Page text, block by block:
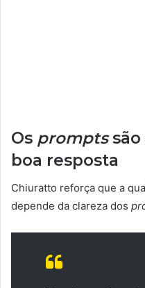
Os promptssão
boa resposta
Chiuratto reforça que a
depende da clareza dos